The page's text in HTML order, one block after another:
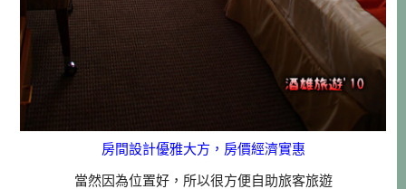
房間設計優雅大方，房價經濟實惠
當然因為位置好，所以很方便自助旅客旅遊